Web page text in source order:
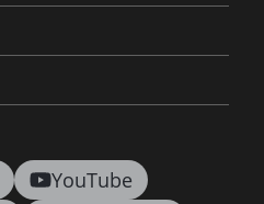
YouTube